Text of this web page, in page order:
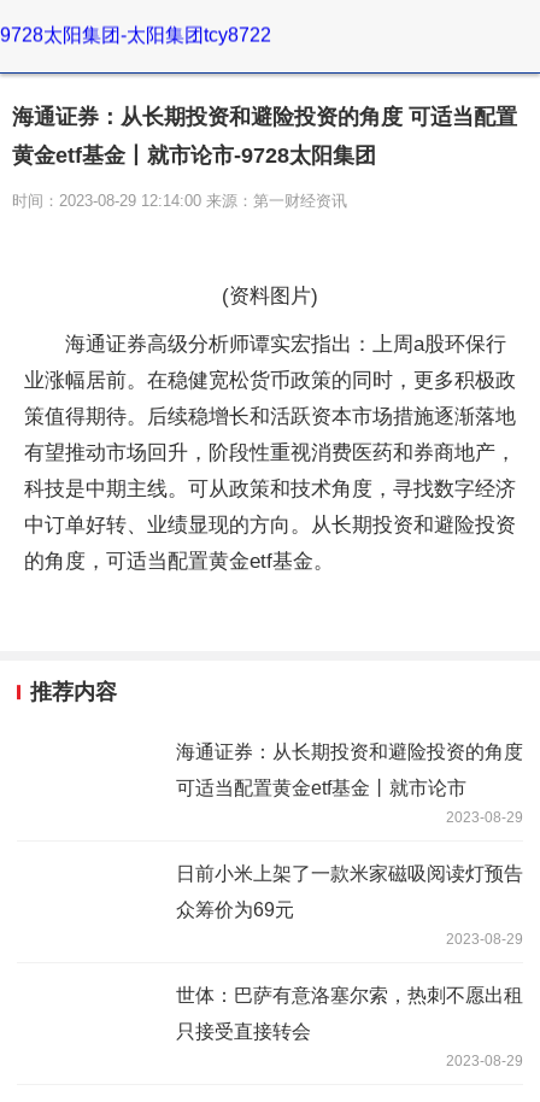
9728太阳集团-太阳集团tcy8722
海通证券：从长期投资和避险投资的角度 可适当配置
黄金etf基金丨就市论市-9728太阳集团
时间：2023-08-29 12:14:00 来源：第一财经资讯
(资料图片)
海通证券高级分析师谭实宏指出：上周a股环保行
业涨幅居前。在稳健宽松货币政策的同时，更多积极政
策值得期待。后续稳增长和活跃资本市场措施逐渐落地
有望推动市场回升，阶段性重视消费医药和券商地产，
科技是中期主线。可从政策和技术角度，寻找数字经济
中订单好转、业绩显现的方向。从长期投资和避险投资
的角度，可适当配置黄金etf基金。
推荐内容
海通证券：从长期投资和避险投资的角度
可适当配置黄金etf基金丨就市论市
2023-08-29
日前小米上架了一款米家磁吸阅读灯预告
众筹价为69元
2023-08-29
世体：巴萨有意洛塞尔索，热刺不愿出租
只接受直接转会
2023-08-29